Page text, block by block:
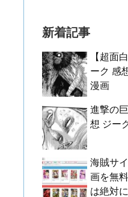
新着記事
【超面
ーク 感
漫画
進撃の
想 ジー
海賊サ
画を無
は絶対